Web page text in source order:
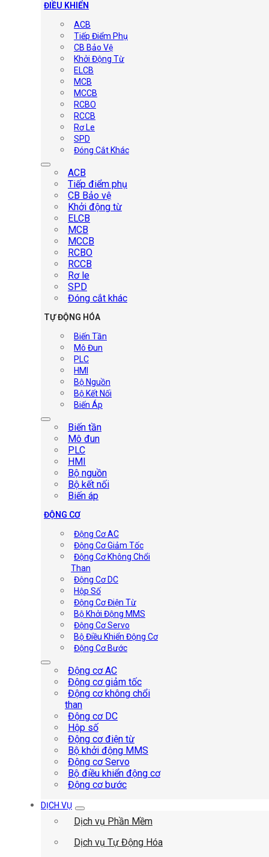
ĐIỀU KHIỂN
ACB
Tiếp Điểm Phụ
CB Bảo Vệ
Khởi Động Từ
ELCB
MCB
MCCB
RCBO
RCCB
Rơ Le
SPD
Đóng Cắt Khác
ACB
Tiếp điểm phụ
CB Bảo vệ
Khởi động từ
ELCB
MCB
MCCB
RCBO
RCCB
Rơ le
SPD
Đóng cắt khác
TỰ ĐỘNG HÓA
Biến Tần
Mô Đun
PLC
HMI
Bộ Nguồn
Bộ Kết Nối
Biến Áp
Biến tần
Mô đun
PLC
HMI
Bộ nguồn
Bộ kết nối
Biến áp
ĐỘNG CƠ
Động Cơ AC
Động Cơ Giảm Tốc
Động Cơ Không Chổi
Than
Động Cơ DC
Hộp Số
Động Cơ Điện Từ
Bộ Khởi Động MMS
Động Cơ Servo
Bộ Điều Khiển Động Cơ
Động Cơ Bước
Động cơ AC
Động cơ giảm tốc
Động cơ không chổi
than
Động cơ DC
Hộp số
Động cơ điện từ
Bộ khởi động MMS
Động cơ Servo
Bộ điều khiển động cơ
Động cơ bước
DỊCH VỤ
Dịch vụ Phần Mềm
Dịch vụ Tự Động Hóa